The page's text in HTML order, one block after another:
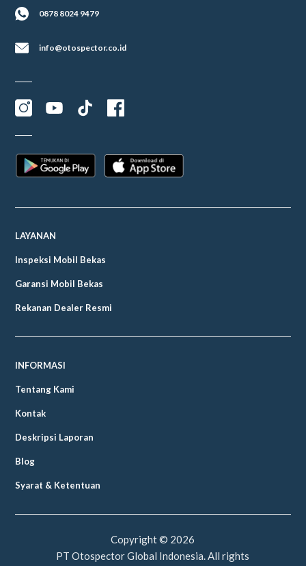
0878 8024 9479
info@otospector.co.id
LAYANAN
Inspeksi Mobil Bekas
Garansi Mobil Bekas
Rekanan Dealer Resmi
INFORMASI
Tentang Kami
Kontak
Deskripsi Laporan
Blog
Syarat & Ketentuan
Copyright © 2026
PT Otospector Global Indonesia. All rights